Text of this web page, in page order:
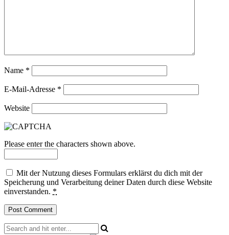
Name *
E-Mail-Adresse *
Website
Please enter the characters shown above.
Mit der Nutzung dieses Formulars erklärst du dich mit der
Speicherung und Verarbeitung deiner Daten durch diese Website
einverstanden. *